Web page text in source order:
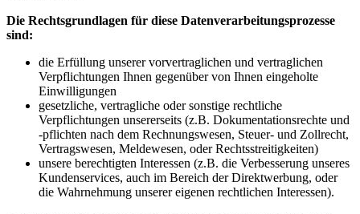
Die Rechtsgrundlagen für diese Datenverarbeitungsprozesse
sind:
die Erfüllung unserer vorvertraglichen und vertraglichen
Verpflichtungen Ihnen gegenüber von Ihnen eingeholte
Einwilligungen
gesetzliche, vertragliche oder sonstige rechtliche
Verpflichtungen unsererseits (z.B. Dokumentationsrechte und
-pflichten nach dem Rechnungswesen, Steuer- und Zollrecht,
Vertragswesen, Meldewesen, oder Rechtsstreitigkeiten)
unsere berechtigten Interessen (z.B. die Verbesserung unseres
Kundenservices, auch im Bereich der Direktwerbung, oder
die Wahrnehmung unserer eigenen rechtlichen Interessen).